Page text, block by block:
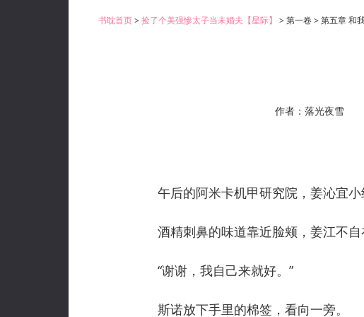
书耽首页>捡了个美强惨太子当未婚夫【星际】 > 第一卷 > 第五章 和
作者：落光夜雪
午后的阿米卡机甲研究院，姜沁宜小
酒精刺鼻的味道靠近脸颊，姜江不自
“谢谢，我自己来就好。”
斯诺放下手里的棉签，看向一旁。